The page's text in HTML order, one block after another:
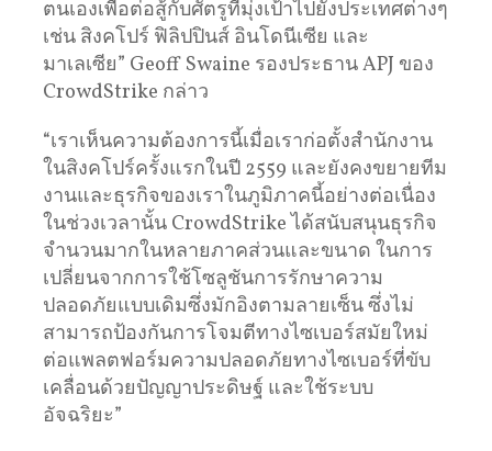
ตนเองเพื่อต่อสู้กับศัตรูที่มุ่งเป้าไปยังประเทศต่างๆ
เช่น สิงคโปร์ ฟิลิปปินส์ อินโดนีเซีย และ
มาเลเซีย” Geoff Swaine รองประธาน APJ ของ
CrowdStrike กล่าว
“เราเห็นความต้องการนี้เมื่อเราก่อตั้งสำนักงาน
ในสิงคโปร์ครั้งแรกในปี 2559 และยังคงขยายทีม
งานและธุรกิจของเราในภูมิภาคนี้อย่างต่อเนื่อง
ในช่วงเวลานั้น CrowdStrike ได้สนับสนุนธุรกิจ
จำนวนมากในหลายภาคส่วนและขนาด ในการ
เปลี่ยนจากการใช้โซลูชันการรักษาความ
ปลอดภัยแบบเดิมซึ่งมักอิงตามลายเซ็น ซึ่งไม่
สามารถป้องกันการโจมตีทางไซเบอร์สมัยใหม่
ต่อแพลตฟอร์มความปลอดภัยทางไซเบอร์ที่ขับ
เคลื่อนด้วยปัญญาประดิษฐ์ และใช้ระบบ
อัจฉริยะ”